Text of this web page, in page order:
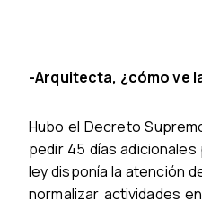
-Arquitecta, ¿cómo ve
Hubo el Decreto
pedir 45 días
ley disponía la atención
normalizar actividades